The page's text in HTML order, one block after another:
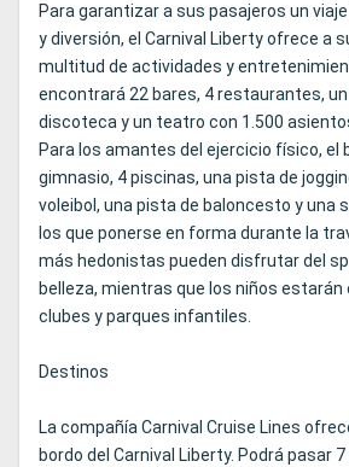
Para garantizar a sus pasajeros un
y diversión, el Carnival Liberty ofrece a
multitud de actividades y
encontrará 22 bares, 4 restaurantes,
discoteca y un teatro con 1.500
Para los amantes del ejercicio físico, el
gimnasio, 4 piscinas, una pista de
voleibol, una pista de baloncesto y una
los que ponerse en forma durante la
más hedonistas pueden disfrutar del
belleza, mientras que los niños
clubes y parques infantiles.
Destinos
La compañía Carnival Cruise Lines
bordo del Carnival Liberty. Podrá pasar